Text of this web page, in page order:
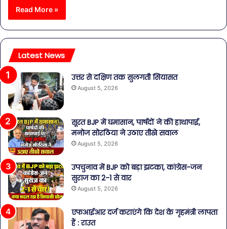
Read More »
Latest News
उत्तर से दक्षिण तक सुलगती सियासत
August 5, 2026
सूरत BJP में घमासान, पार्षदों ने की हाथापाई,
मनोज सोरठिया ने उठाए तीखे सवाल
August 5, 2026
उपचुनाव में BJP को बड़ा झटका, कांग्रेस-जन
सुराज का 2-1 से वार
August 5, 2026
एफआईआर दर्ज कराएंगे कि देश के गृहमंत्री लापता
हैं : राउत